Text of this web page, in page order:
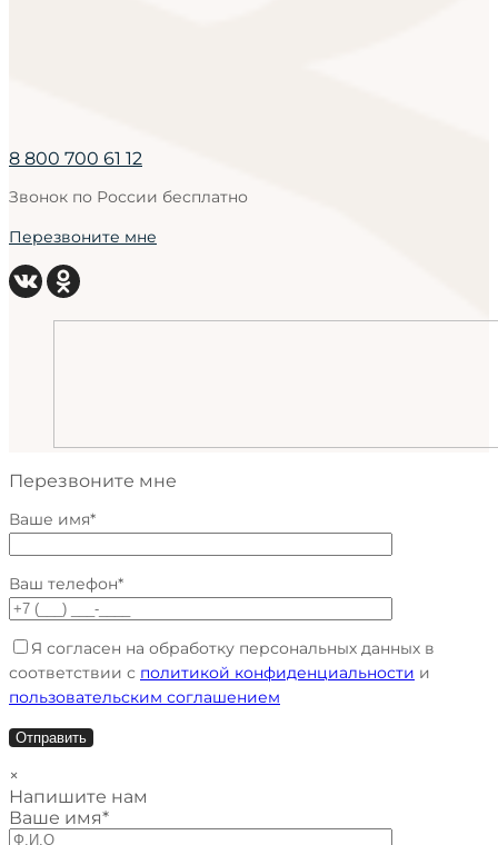
8 800 700 61 12
Звонок по России бесплатно
Перезвоните мне
Перезвоните мне
Ваше имя*
Ваш телефон*
Я согласен на обработку персональных данных в
соответствии с политикой конфиденциальности и
пользовательским соглашением
×
Напишите нам
Ваше имя*